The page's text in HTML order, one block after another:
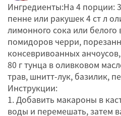
Ингредиенты:На 4 порции:
пенне или ракушек 4 ст л
лимонного сока или белого
помидоров черри,
консевривоанных
80 г тунца в оливковом
трав, шнитт-лук, базилик,
Инструкции:
1. Добавить макароны в
воды и перемешать, затем